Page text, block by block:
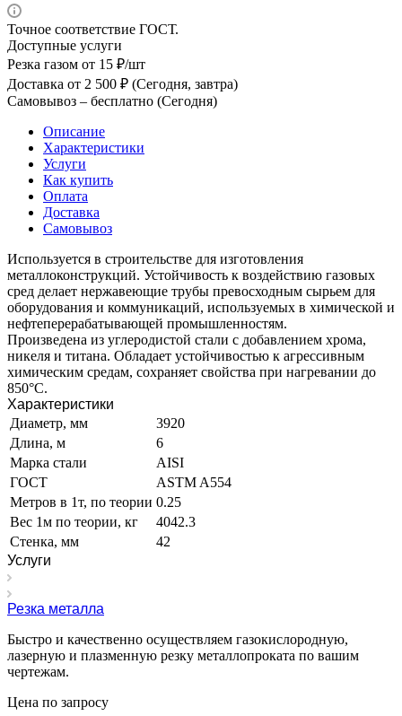
Точное соответствие ГОСТ.
Доступные услуги
Резка газом от 15 ₽/шт
Доставка от 2 500 ₽ (Сегодня, завтра)
Самовывоз – бесплатно (Сегодня)
Описание
Характеристики
Услуги
Как купить
Оплата
Доставка
Самовывоз
Используется в строительстве для изготовления
металлоконструкций. Устойчивость к воздействию газовых
сред делает нержавеющие трубы превосходным сырьем для
оборудования и коммуникаций, используемых в химической и
нефтеперерабатывающей промышленностям.
Произведена из углеродистой стали с добавлением хрома,
никеля и титана. Обладает устойчивостью к агрессивным
химическим средам, сохраняет свойства при нагревании до
850°C.
Характеристики
Диаметр, мм
3920
Длина, м
6
Марка стали
AISI
ГОСТ
ASTM A554
Метров в 1т, по теории 0.25
Вес 1м по теории, кг
4042.3
Стенка, мм
42
Услуги
Резка металла
Быстро и качественно осуществляем газокислородную,
лазерную и плазменную резку металлопроката по вашим
чертежам.
Цена по запросу